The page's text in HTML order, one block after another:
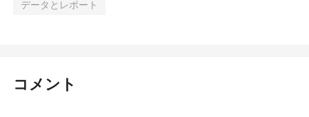
データとレポート
コメント